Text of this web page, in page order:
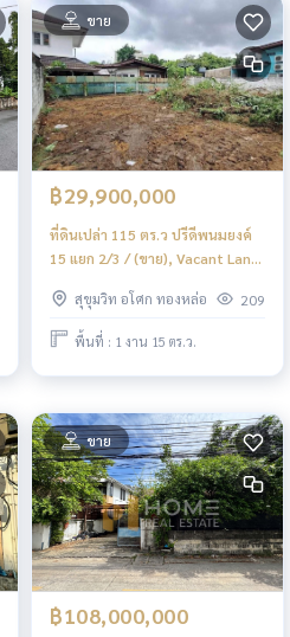
ขาย
฿29,900,000
ที่ดินเปล่า 115 ตร.ว ปรีดีพนมยงค์
15 แยก 2/3 / (ขาย), Vacant Land
Yeak 2/3 / (FOR SALE) NS009
สุขุมวิท อโศก ทองหล่อ 209
พื้นที่ : 1 งาน 15 ตร.ว.
ขาย
฿108,000,000